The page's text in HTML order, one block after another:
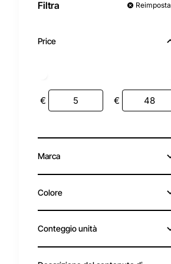
Filtra Reimposta
Price
€ €
Marca
Colore
Conteggio unità